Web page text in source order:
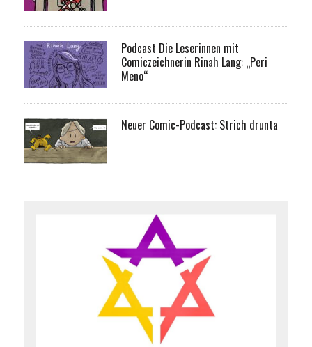
Podcast Die Leserinnen mit
Comiczeichnerin Rinah Lang: „Peri
Meno“
Neuer Comic-Podcast: Strich drunta